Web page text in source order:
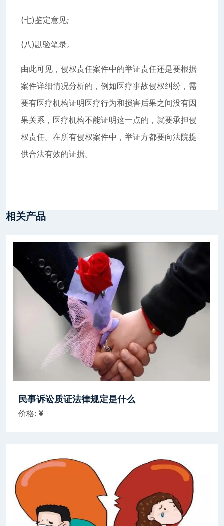
(七)鉴定意见;
(八)勘验笔录。
由此可见，侵权责任案件中的举证责任还是要根据
案件详细情况分析的，例如医疗事故侵权纠纷，需
要有医疗机构证明医疗行为和损害后果之间没有因
果关系，医疗机构不能证明这一点的，就要承担侵
权责任。在所有侵权案件中，举证方都要向法院提
供合法有效的证据。
相关产品
民事诉讼质证法律规定是什么
价格: ¥